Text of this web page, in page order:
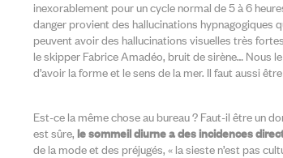
inexorablement pour un cycle normal de 5 à 6
danger provient des hallucinations hypnagogiques
peuvent avoir des hallucinations visuelles très
le skipper Fabrice Amadéo, bruit de sirène… Nous
d’avoir la forme et le sens de la mer. Il faut aussi
Est-ce la même chose au bureau ? Faut-il être un
est sûre, le sommeil diurne a des incidences
de la mode et des préjugés, « la sieste n’est pas